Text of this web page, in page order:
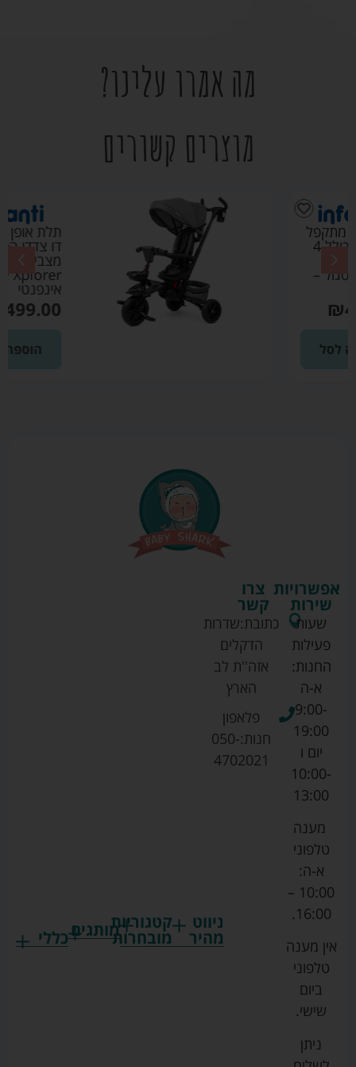
מה אמרו עלינו?
מוצרים קשורים
תלת אופן מתקפל
דו צדדי הכולל 4
Xplorer אפור –
אינפנטי
₪ 499.00
ניווט
מהיר
קטגוריות
מובחרותמותגים
גרקו
כללי
צרו
קשר
כתובת:שדרות
הדקלים
אזה''ת לב
הארץ
פלאפון
חנות:050-
4702021
אפשרויות
שירות
שעות
פעילות
החנות:
א-ה
9:00-
19:00
יום ו
10:00-
13:00
מענה
טלפוני
א-ה:
10:00 –
16:00.
אין מענה
טלפוני
ביום
שישי.
ניתן